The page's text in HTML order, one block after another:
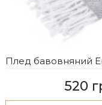
Плед бавовняний
520